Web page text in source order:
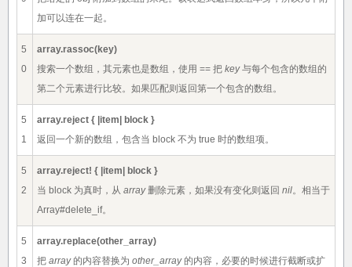
加可以连在一起。
5
0
array.rassoc(key)
搜索一个数组，其元素也是数组，使用 == 把 key与每个包含的数组的
第二个元素进行比较。如果匹配则返回第一个包含的数组。
5
1
array.reject { |item| block }
返回一个新的数组，包含当 block 不为 true 时的数组项。
5
2
array.reject! { |item| block }
当 block 为真时，从 array删除元素，如果没有变化则返回 nil。相当于
Array#delete_if。
5
3
array.replace(other_array)
把 array的内容替换为 other_array的内容，必要的时候进行截断或扩